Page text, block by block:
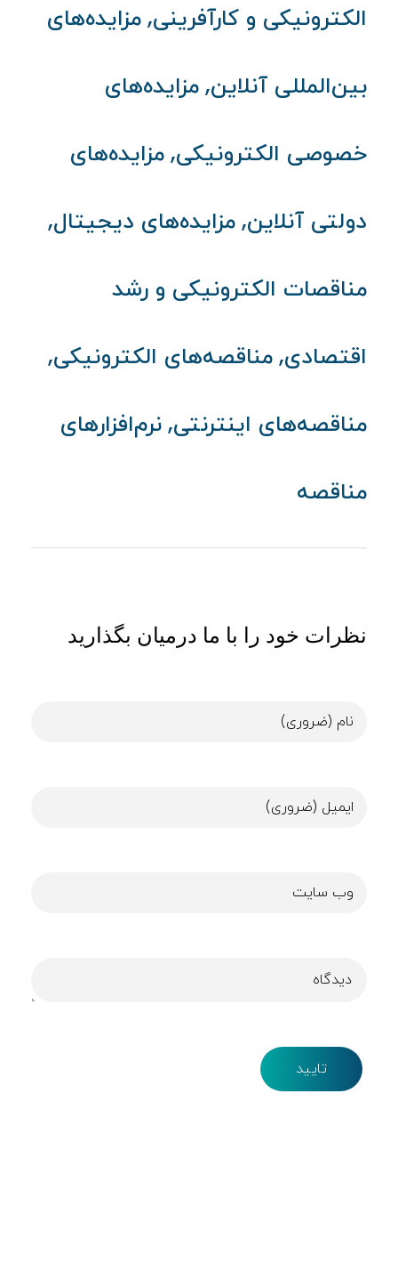
الکترونیکی و کارآفرینی, مزایده‌های
بین‌المللی آنلاین, مزایده‌های
خصوصی الکترونیکی, مزایده‌های
دولتی آنلاین, مزایده‌های دیجیتال,
مناقصات الکترونیکی و رشد
اقتصادی, مناقصه‌های الکترونیکی,
مناقصه‌های اینترنتی, نرم‌افزارهای
مناقصه
نظرات خود را با ما درمیان بگذارید